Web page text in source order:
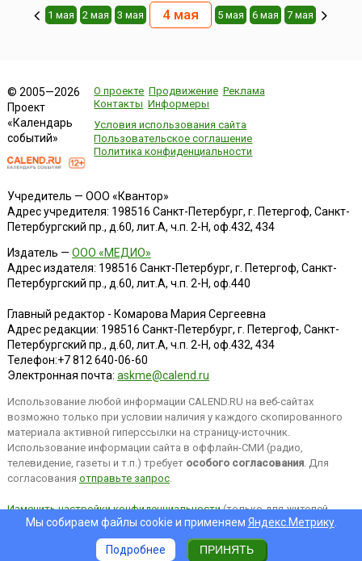
1 мая 2 мая 3 мая 4 мая 5 мая 6 мая 7 мая
© 2005—2026
Проект
«Календарь
событий»
О проекте Продвижение Реклама
Контакты Информеры
Условия использования сайта
Пользовательское соглашение
Политика конфиденциальности
Учредитель — ООО «Квантор»
Адрес учредителя: 198516 Санкт-Петербург, г. Петергоф, Санкт-
Петербургский пр., д.60, лит.А, ч.п. 2-Н, оф.432, 434
Издатель — ООО «МЕДИО»
Адрес издателя: 198516 Санкт-Петербург, г. Петергоф, Санкт-
Петербургский пр., д.60, лит.А, ч.п. 2-Н, оф.440
Главный редактор - Комарова Мария Сергеевна
Адрес редакции: 198516 Санкт-Петербург, г. Петергоф, Санкт-
Петербургский пр., д.60, лит.А, ч.п. 2-Н, оф.432, 434
Телефон:+7 812 640-06-60
Электронная почта: askme@calend.ru
Использование любой информации CALEND.RU на веб-сайтах
возможно только при условии наличия у каждого скопированного
материала активной гиперссылки на страницу-источник.
Использование информации сайта в оффлайн-СМИ (радио,
телевидение, газеты и т.п.) требует особого согласования. Для
согласования отправьте запрос.
Изменить настройки конфиденциальности(только для жителей
EEA).Мы собираем файлы cookie и применяем Яндекс.Метрику.
Подробнее ПРИНЯТЬ